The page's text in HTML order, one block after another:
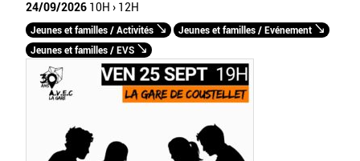
24/09/2026 10H › 12H
Jeunes et familles / Activités
Jeunes et familles / Evénement
Jeunes et familles / EVS